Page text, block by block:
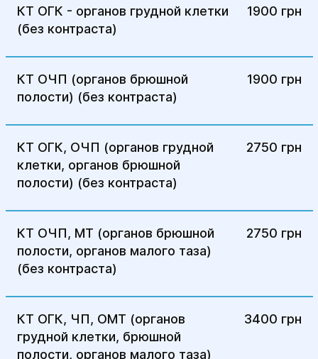
КТ ОГК - органов грудной клетки
(без контраста)
1900 грн
КТ ОЧП (органов брюшной
полости) (без контраста)
1900 грн
КТ ОГК, ОЧП (органов грудной
клетки, органов брюшной
полости) (без контраста)
2750 грн
КТ ОЧП, МТ (органов брюшной
полости, органов малого таза)
(без контраста)
2750 грн
КТ ОГК, ЧП, ОМТ (органов
грудной клетки, брюшной
полости, органов малого таза)
3400 грн